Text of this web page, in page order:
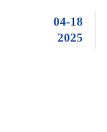
04-18
2025